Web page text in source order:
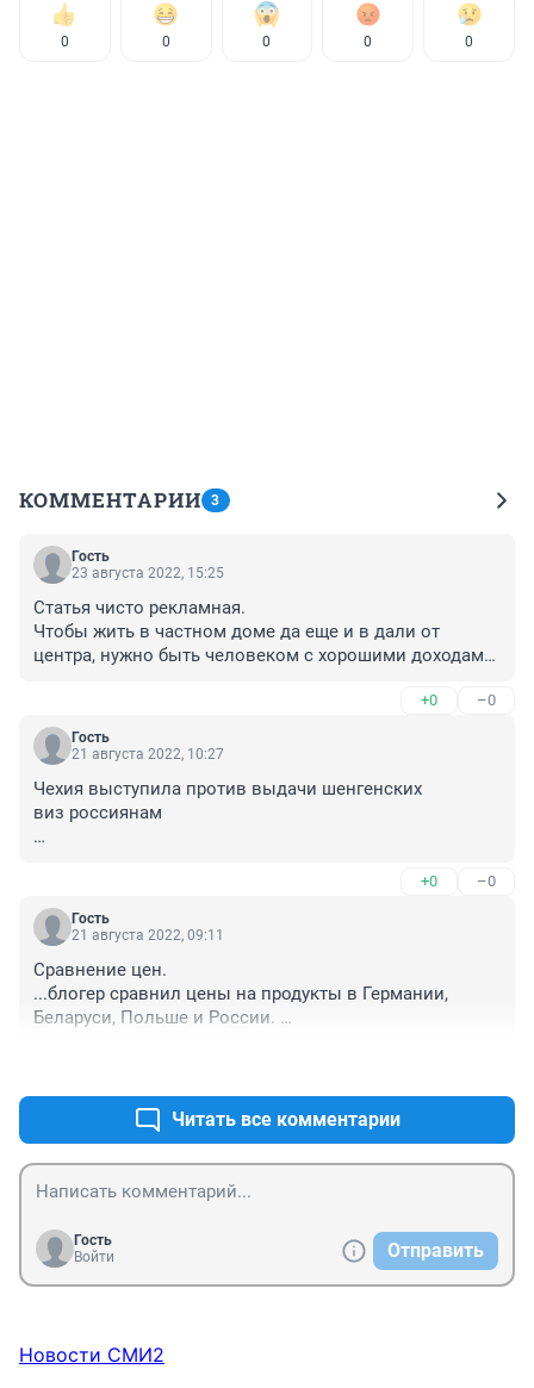
0 0 0 0 0
КОММЕНТАРИИ 3
Гость
23 августа 2022, 15:25
Статья чисто рекламная.
Чтобы жить в частном доме да еще и в дали от
центра, нужно быть человеком с хорошими доходами,
+0 –0
Гость
21 августа 2022, 10:27
Чехия выступила против выдачи шенгенских
виз россиянам
глава комитета по международным делам, обороне и
безопасности сената Павел Фишер и глава комитета
по международным делам палаты депутатов Марек
шенгенских виз туристам из России. Об этом
сообщило Чешское радио. Об этом сообщает
"Рамблер".
+0 –0
Гость
21 августа 2022, 09:11
Сравнение цен.
...блогер сравнил цены на продукты в Германии,
Беларуси, Польше и России.
— В Германии: 119,98€
— В Беларуси: 176,19€
— В Польше: 97,83€
Выводы делайте сами.
Читать все комментарии
Гость
Войти
Отправить
Новости СМИ2